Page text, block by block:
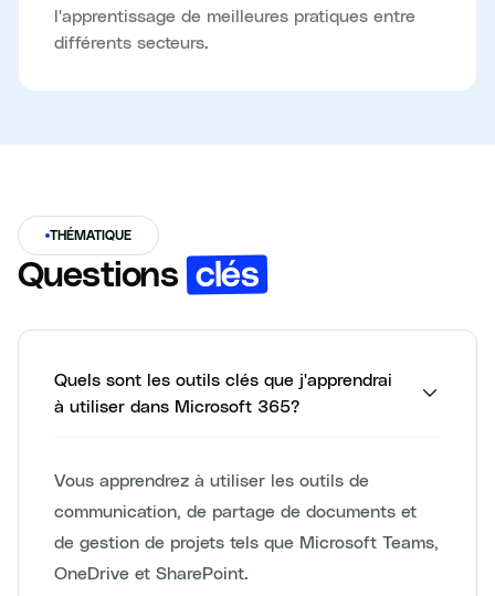
l'apprentissage de meilleures pratiques entre
différents secteurs.
THÉMATIQUE
Questions clés
Quels sont les outils clés que j'apprendrai
à utiliser dans Microsoft 365?
Vous apprendrez à utiliser les outils de
communication, de partage de documents et
de gestion de projets tels que Microsoft Teams,
OneDrive et SharePoint.